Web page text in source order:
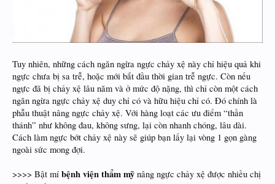
Tuy nhiên, những cách ngăn ngừa ngực chảy xệ này chỉ hiệu quả khi
ngực chưa bị sa trễ, hoặc mới bắt đầu thời gian trễ ngực. Còn nếu
ngực đã bị chảy xệ lâu năm và ở mức độ nặng, thì chỉ còn một cách
ngăn ngừa ngực chảy xệ duy chỉ có và hữu hiệu chỉ có. Đó chính là
phẫu thuật nâng ngực chảy xệ. Với hàng loạt các ưu điểm “thần
thánh” như không đau, không sưng, lại còn nhanh chóng, lâu dài.
Cách làm ngực bớt chảy xệ này sẽ giúp bạn lấy lại vòng 1 gọn gàng
ngoài sức mong đợi.
>>>> Bật mí bệnh viện thẩm mỹ nâng ngực chảy xệ được nhiều chị